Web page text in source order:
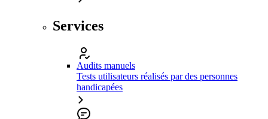
Services
Audits manuels
Tests utilisateurs réalisés par des personnes
handicapées